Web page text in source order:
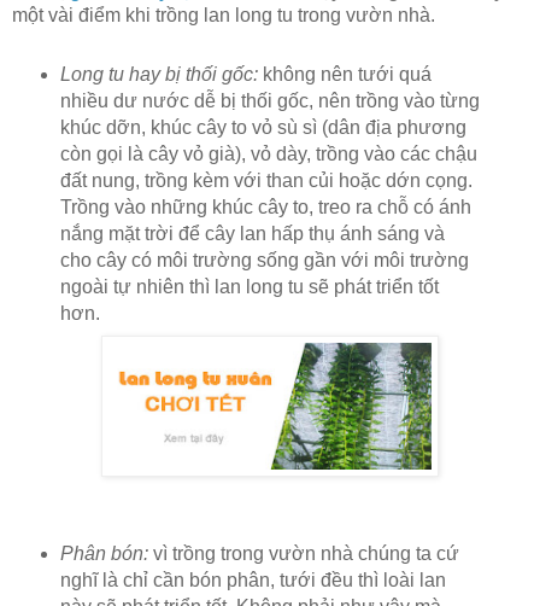
một vài điểm khi trồng lan long tu trong vườn nhà.
Long tu hay bị thối gốc:không nên tưới quá
nhiều dư nước dễ bị thối gốc, nên trồng vào từng
khúc dỡn, khúc cây to vỏ sù sì (dân địa phương
còn gọi là cây vỏ già), vỏ dày, trồng vào các chậu
đất nung, trồng kèm với than củi hoặc dớn cọng.
Trồng vào những khúc cây to, treo ra chỗ có ánh
nắng mặt trời để cây lan hấp thụ ánh sáng và
cho cây có môi trường sống gần với môi trường
ngoài tự nhiên thì lan long tu sẽ phát triển tốt
hơn.
Phân bón:vì trồng trong vườn nhà chúng ta cứ
nghĩ là chỉ cần bón phân, tưới đều thì loài lan